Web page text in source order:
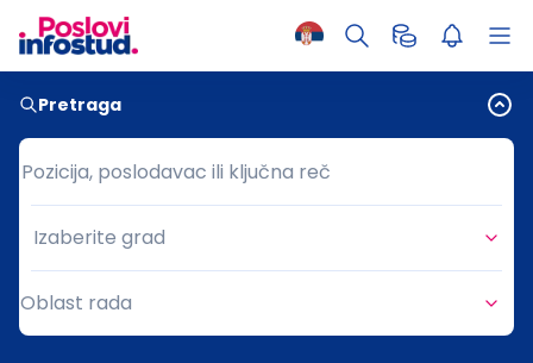
Pretraga
Pozicija, poslodavac ili ključna reč
Pozicija, poslodavac ili ključna reč
Grad
Izaberite grad
Oblast rada